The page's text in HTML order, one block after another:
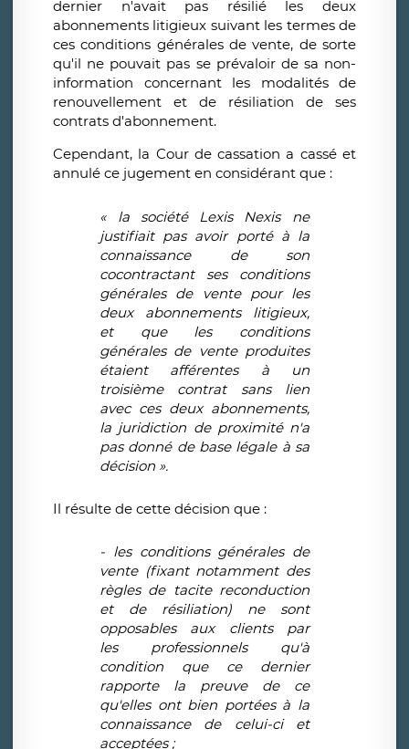
dernier n'avait pas résilié les deux
abonnements litigieux suivant les termes de
ces conditions générales de vente, de sorte
qu'il ne pouvait pas se prévaloir de sa non-
information concernant les modalités de
renouvellement et de résiliation de ses
contrats d'abonnement.
Cependant, la Cour de cassation a cassé et
annulé ce jugement en considérant que :
« la société Lexis Nexis ne
justifiait pas avoir porté à la
connaissance de son
cocontractant ses conditions
générales de vente pour les
deux abonnements litigieux,
et que les conditions
générales de vente produites
étaient afférentes à un
troisième contrat sans lien
avec ces deux abonnements,
la juridiction de proximité n'a
pas donné de base légale à sa
décision ».
Il résulte de cette décision que :
- les conditions générales de
vente (fixant notamment des
règles de tacite reconduction
et de résiliation) ne sont
opposables aux clients par
les professionnels qu'à
condition que ce dernier
rapporte la preuve de ce
qu'elles ont bien portées à la
connaissance de celui-ci et
acceptées ;